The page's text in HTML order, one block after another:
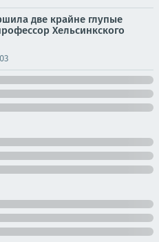
две крайне глупые
Хельсинкского